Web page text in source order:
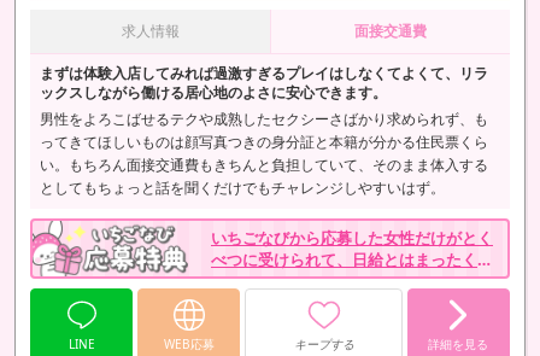
求人情報 面接交通費
まずは体験入店してみれば過激すぎるプレイはしなくてよくて、リラ
ックスしながら働ける居心地のよさに安心できます。
男性をよろこばせるテクや成熟したセクシーさばかり求められず、も
ってきてほしいものは顔写真つきの身分証と本籍が分かる住民票くら
い。もちろん面接交通費もきちんと負担していて、そのまま体入する
としてもちょっと話を聞くだけでもチャレンジしやすいはず。
いちごなびから応募した女性だけがとく
べつに受けられて、日給とはまったく別
ものとしてもらえるボーナスも特典とし
て用意しました。
LINE WEB応募 キープする 詳細を見る